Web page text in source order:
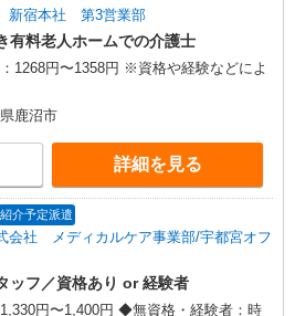
新宿本社 第3営業部
有料老人ホームでの介護士
1268円〜1358円 ※資格や経験などによ
鹿沼市
詳細を見る
紹介予定派遣
会社 メディカルケア事業部/宇都宮オフ
ッフ／資格あり or 経験者
円〜1,400円 ◆無資格・経験者：時